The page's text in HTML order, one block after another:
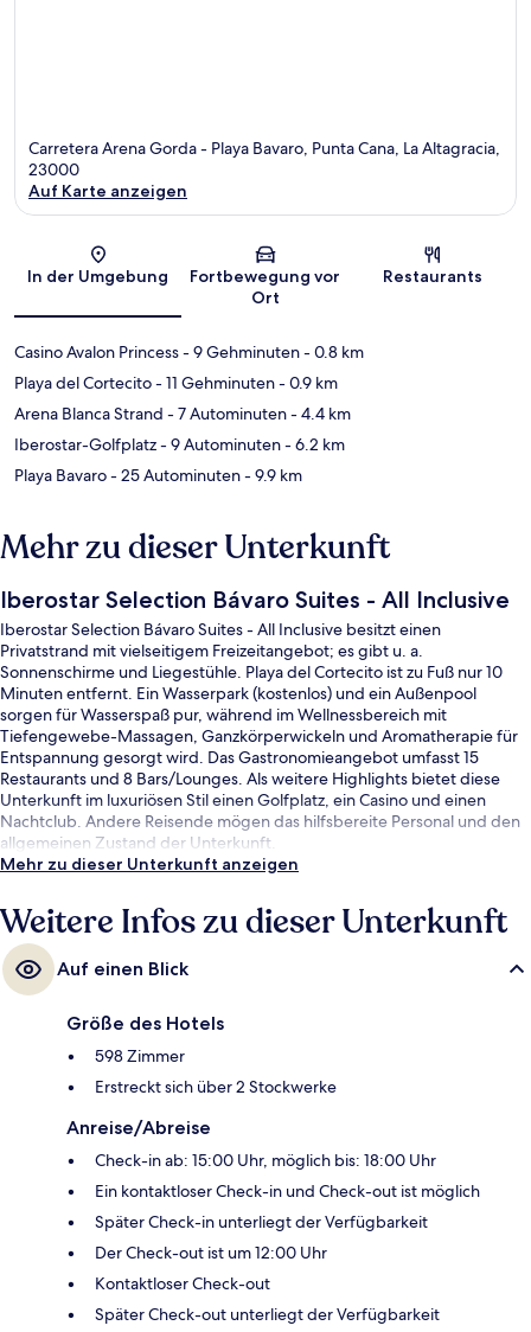
Carretera Arena Gorda - Playa Bavaro, Punta Cana, La Altagracia,
23000
Auf Karte anzeigen
In der Umgebung
Fortbewegung vor
Ort
Restaurants
Casino Avalon Princess- 9 Gehminuten- 0.8 km
Playa del Cortecito- 11 Gehminuten- 0.9 km
Arena Blanca Strand - 7 Autominuten- 4.4 km
Iberostar-Golfplatz- 9 Autominuten- 6.2 km
Playa Bavaro- 25 Autominuten- 9.9 km
Mehr zu dieser Unterkunft
Iberostar Selection Bávaro Suites - All Inclusive
Iberostar Selection Bávaro Suites - All Inclusive besitzt einen
Privatstrand mit vielseitigem Freizeitangebot; es gibt u. a.
Sonnenschirme und Liegestühle. Playa del Cortecito ist zu Fuß nur 10
Minuten entfernt. Ein Wasserpark (kostenlos) und ein Außenpool
sorgen für Wasserspaß pur, während im Wellnessbereich mit
Tiefengewebe-Massagen, Ganzkörperwickeln und Aromatherapie für
Entspannung gesorgt wird. Das Gastronomieangebot umfasst 15
Restaurants und 8 Bars/Lounges. Als weitere Highlights bietet diese
Unterkunft im luxuriösen Stil einen Golfplatz, ein Casino und einen
Nachtclub. Andere Reisende mögen das hilfsbereite Personal und den
allgemeinen Zustand der Unterkunft.
Mehr zu dieser Unterkunft anzeigen
Weitere Infos zu dieser Unterkunft
Auf einen Blick
Größe des Hotels
598 Zimmer
Erstreckt sich über 2 Stockwerke
Anreise/Abreise
Check-in ab: 15:00 Uhr, möglich bis: 18:00 Uhr
Ein kontaktloser Check-in und Check-out ist möglich
Später Check-in unterliegt der Verfügbarkeit
Der Check-out ist um 12:00 Uhr
Kontaktloser Check-out
Später Check-out unterliegt der Verfügbarkeit